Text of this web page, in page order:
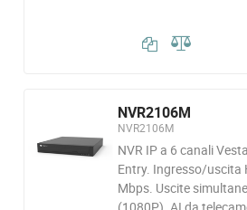
NVR2106M
NVR2106M
NVR IP a 6 canali
Entry. Ingresso/
Mbps. Uscite